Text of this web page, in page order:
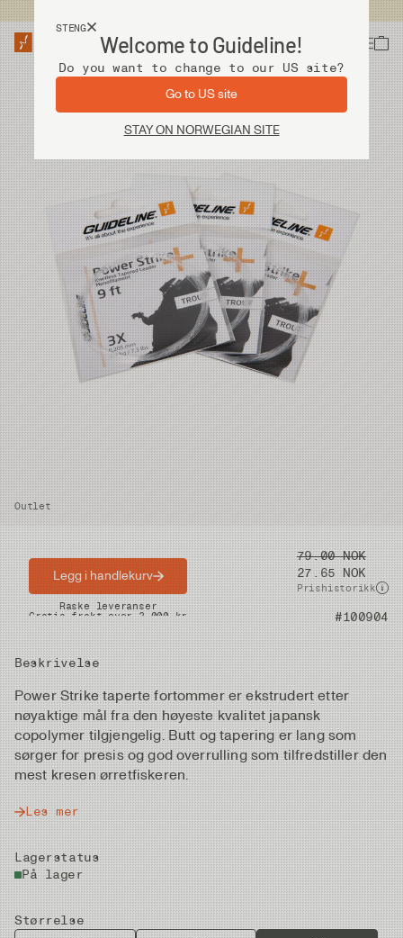
STENG
Welcome to Guideline!
Do you want to change to our US site?
Go to US site
STAY ON NORWEGIAN SITE
Outlet
Pris
79.00 NOK
27.65 NOK
Prishistorikk
Artikkelnummer #100904
Beskrivelse
Power Strike taperte fortommer er ekstrudert etter
nøyaktige mål fra den høyeste kvalitet japansk
copolymer tilgjengelig. Butt og tapering er lang som
sørger for presis og god overrulling som tilfredstiller den
mest kresen ørretfiskeren.
Les mer
Lagerstatus
På lager
Størrelse
Legg i handlekurv
Raske leveranser
Gratis frakt over 2.000 kr